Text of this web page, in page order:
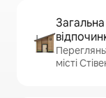
місті